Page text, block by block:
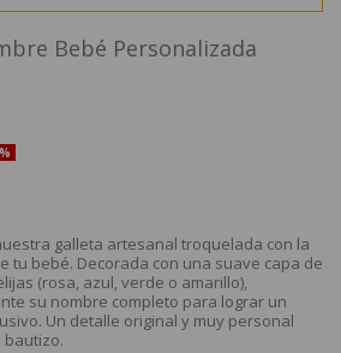
Bebé Personalizada
galleta artesanal troquelada con la
tu bebé. Decorada con una suave capa de
(rosa, azul, verde o amarillo),
su nombre completo para lograr un
Un detalle original y muy personal
bautizo.